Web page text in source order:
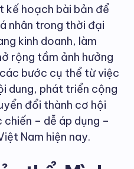
kế hoạch bài bản để
nhân trong thời đại
kinh doanh, làm
rộng tầm ảnh hưởng
bước cụ thể từ việc
dung, phát triển cộng
đổi thành cơ hội
– dễ áp dụng –
Nam hiện nay.